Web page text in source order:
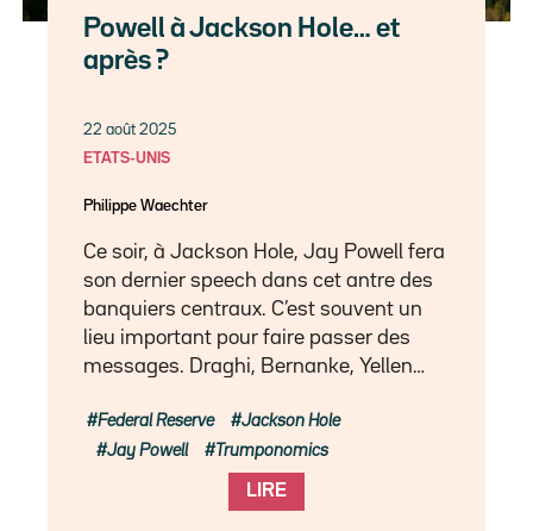
Powell à Jackson Hole… et
après ?
22 août 2025
ETATS-UNIS
Philippe Waechter
Ce soir, à Jackson Hole, Jay Powell fera
son dernier speech dans cet antre des
banquiers centraux. C’est souvent un
lieu important pour faire passer des
messages. Draghi, Bernanke, Yellen…
LIRE
Federal Reserve
Jackson Hole
Jay Powell
Trumponomics